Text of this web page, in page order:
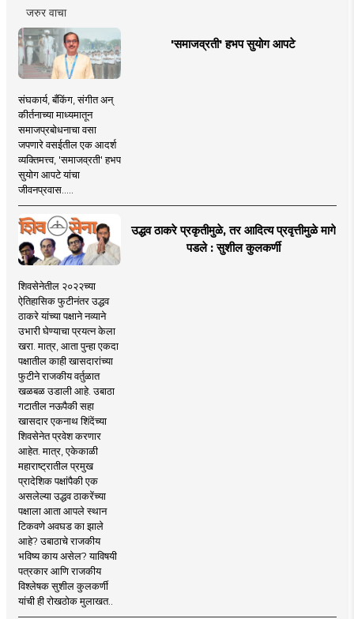
जरुर वाचा
'समाजव्रती' हभप सुयोग आपटे
संघकार्य, बँकिंग, संगीत अन्
कीर्तनाच्या माध्यमातून
समाजप्रबोधनाचा वसा
जपणारे वसईतील एक आदर्श
व्यक्तिमत्त्व, 'समाजव्रती' हभप
सुयोग आपटे यांचा
जीवनप्रवास.....
उद्धव ठाकरे प्रकृतीमुळे, तर आदित्य प्रवृत्तीमुळे मागे
पडले : सुशील कुलकर्णी
शिवसेनेतील २०२२च्या
ऐतिहासिक फुटीनंतर उद्धव
ठाकरे यांच्या पक्षाने नव्याने
उभारी घेण्याचा प्रयत्न केला
खरा. मात्र, आता पुन्हा एकदा
पक्षातील काही खासदारांच्या
फुटीने राजकीय वर्तुळात
खळबळ उडाली आहे. उबाठा
गटातील नऊपैकी सहा
खासदार एकनाथ शिंदेंच्या
शिवसेनेत प्रवेश करणार
आहेत. मात्र, एकेकाळी
महाराष्ट्रातील प्रमुख
प्रादेशिक पक्षांपैकी एक
असलेल्या उद्धव ठाकरेंच्या
पक्षाला आता आपले स्थान
टिकवणे अवघड का झाले
आहे? उबाठाचे राजकीय
भविष्य काय असेल? याविषयी
पत्रकार आणि राजकीय
विश्लेषक सुशील कुलकर्णी
यांची ही रोखठोक मुलाखत..